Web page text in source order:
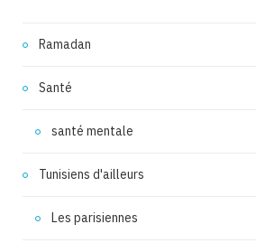
Ramadan
Santé
santé mentale
Tunisiens d'ailleurs
Les parisiennes